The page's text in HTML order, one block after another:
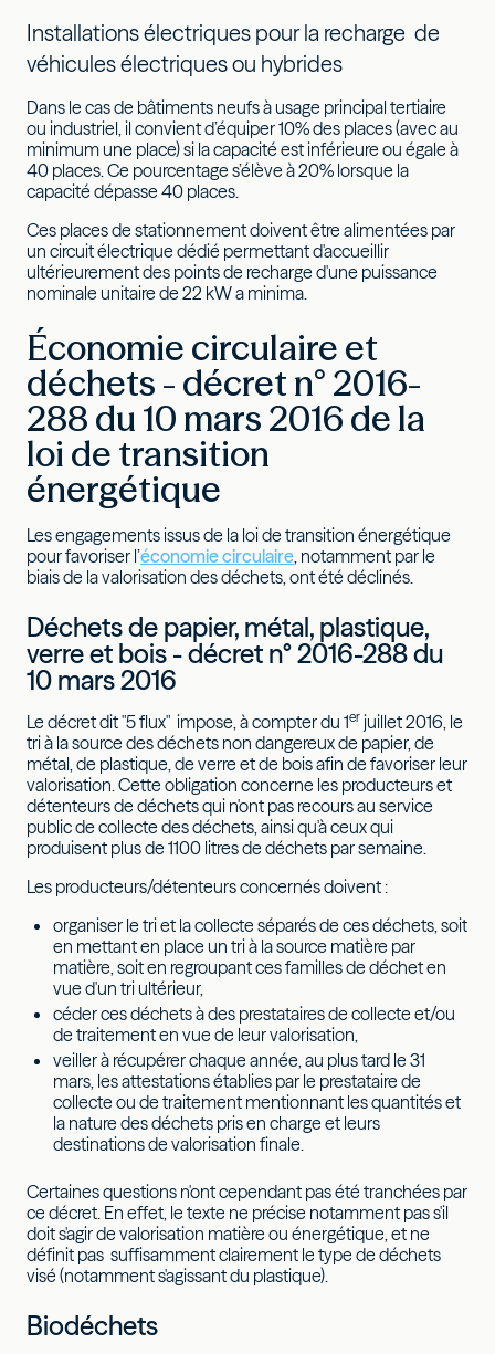
Installations électriques pour la recharge de
véhicules électriques ou hybrides
Dans le cas de bâtiments neufs à usage principal tertiaire
ou industriel, il convient d’équiper 10% des places (avec au
minimum une place) si la capacité est inférieure ou égale à
40 places. Ce pourcentage s’élève à 20% lorsque la
capacité dépasse 40 places.
Ces places de stationnement doivent être alimentées par
un circuit électrique dédié permettant d'accueillir
ultérieurement des points de recharge d'une puissance
nominale unitaire de 22 kW a minima.
Économie circulaire et
déchets - décret n° 2016-
288 du 10 mars 2016 de la
loi de transition
énergétique
Les engagements issus de la loi de transition énergétique
pour favoriser l’économie circulaire , notamment par le
biais de la valorisation des déchets, ont été déclinés.
Déchets de papier, métal, plastique,
verre et bois - décret n° 2016-288 du
10 mars 2016
Le décret dit "5 flux" impose, à compter du 1er juillet 2016, le
tri à la source des déchets non dangereux de papier, de
métal, de plastique, de verre et de bois afin de favoriser leur
valorisation. Cette obligation concerne les producteurs et
détenteurs de déchets qui n'ont pas recours au service
public de collecte des déchets, ainsi qu'à ceux qui
produisent plus de 1100 litres de déchets par semaine.
Les producteurs/détenteurs concernés doivent :
organiser le tri et la collecte séparés de ces déchets, soit
en mettant en place un tri à la source matière par
matière, soit en regroupant ces familles de déchet en
vue d'un tri ultérieur,
céder ces déchets à des prestataires de collecte et/ou
de traitement en vue de leur valorisation,
veiller à récupérer chaque année, au plus tard le 31
mars, les attestations établies par le prestataire de
collecte ou de traitement mentionnant les quantités et
la nature des déchets pris en charge et leurs
destinations de valorisation finale.
Certaines questions n'ont cependant pas été tranchées par
ce décret. En effet, le texte ne précise notamment pas s'il
doit s'agir de valorisation matière ou énergétique, et ne
définit pas suffisamment clairement le type de déchets
visé (notamment s'agissant du plastique).
Biodéchets